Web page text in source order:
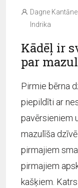
Dagne Kantāne
Indrika
Kādēļ ir
par
Pirmie bērna
piepildīti ar
pavērsieniem
mazulīša
pirmajiem
pirmajiem
kašķiem.